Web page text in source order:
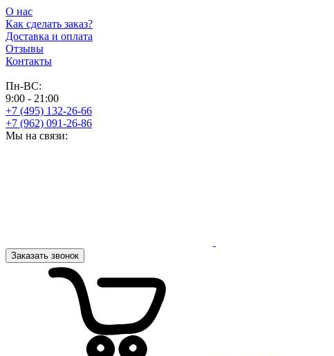
О нас
Как сделать заказ?
Доставка и оплата
Отзывы
Контакты
Пн-ВС:
9:00 - 21:00
+7 (495) 132-26-66
+7 (962) 091-26-86
Мы на связи:
Заказать звонок